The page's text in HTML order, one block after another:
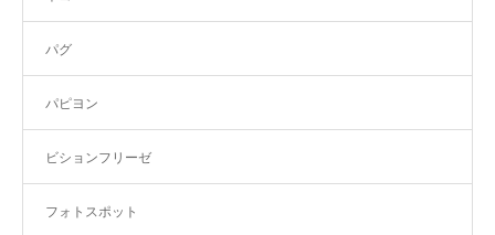
パグ
パピヨン
ビションフリーゼ
フォトスポット